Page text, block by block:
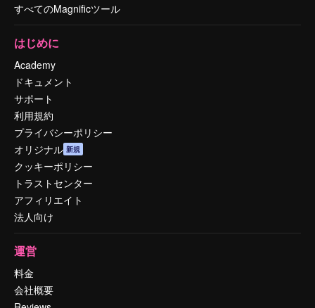
すべてのMagnificツール
はじめに
Academy
ドキュメント
サポート
利用規約
プライバシーポリシー
オリジナル 新規
クッキーポリシー
トラストセンター
アフィリエイト
法人向け
運営
料金
会社概要